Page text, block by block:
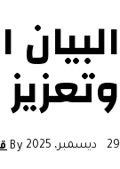
29 ديسمبر، 2025 By